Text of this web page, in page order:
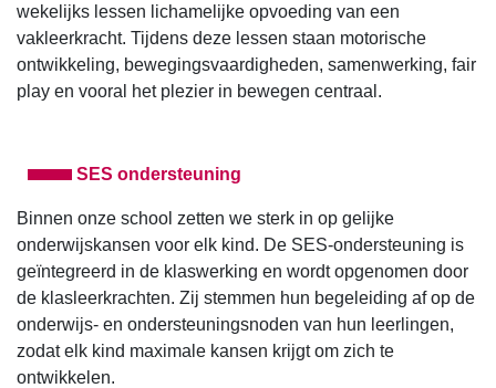
wekelijks lessen lichamelijke opvoeding van een
vakleerkracht. Tijdens deze lessen staan motorische
ontwikkeling, bewegingsvaardigheden, samenwerking, fair
play en vooral het plezier in bewegen centraal.
SES ondersteuning
Binnen onze school zetten we sterk in op gelijke
onderwijskansen voor elk kind. De SES-ondersteuning is
geïntegreerd in de klaswerking en wordt opgenomen door
de klasleerkrachten. Zij stemmen hun begeleiding af op de
onderwijs- en ondersteuningsnoden van hun leerlingen,
zodat elk kind maximale kansen krijgt om zich te
ontwikkelen.